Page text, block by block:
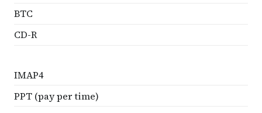
BTC
CD-R
IMAP4
PPT (pay per time)